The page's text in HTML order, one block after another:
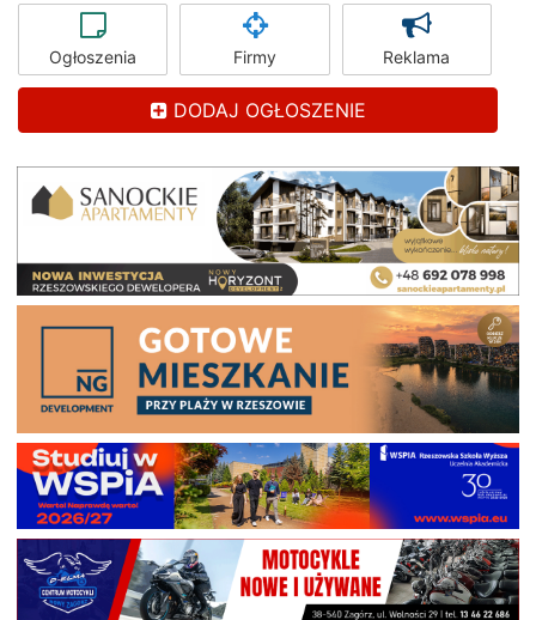
Ogłoszenia Firmy Reklama
DODAJ OGŁOSZENIE